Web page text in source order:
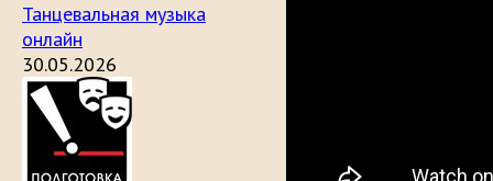
Танцевальная музыка
онлайн
30.05.2026